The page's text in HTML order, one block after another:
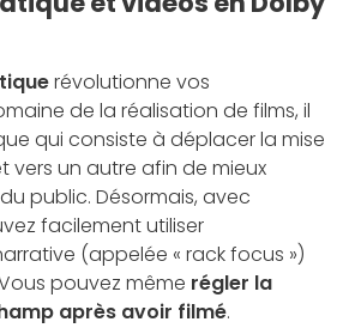
révolutionne vos
de la réalisation de films, il
qui consiste à déplacer la mise
vers un autre afin de mieux
public. Désormais, avec
facilement utiliser
(appelée « rack focus »)
pouvez même régler la
après avoir filmé.